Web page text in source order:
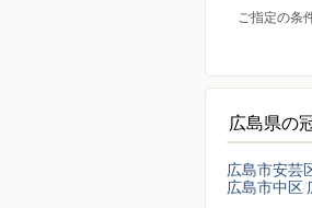
ご指定の条
広島県の
広島市安芸
広島市中区